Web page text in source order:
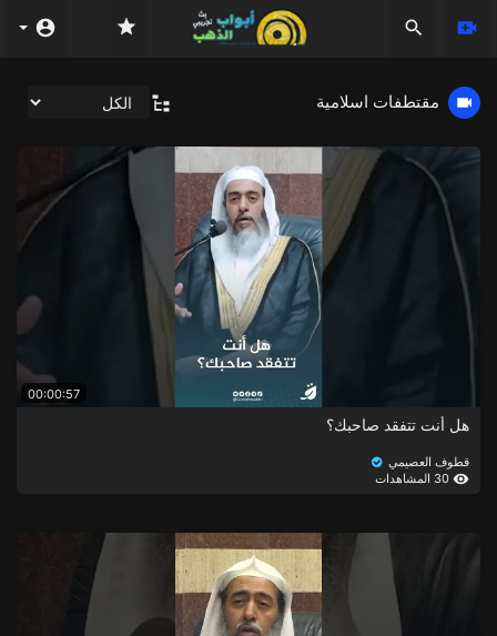
مقتطفات اسلامية
00:00:57
هل أنت تتفقد صاحبك؟
قطوف العصيمي